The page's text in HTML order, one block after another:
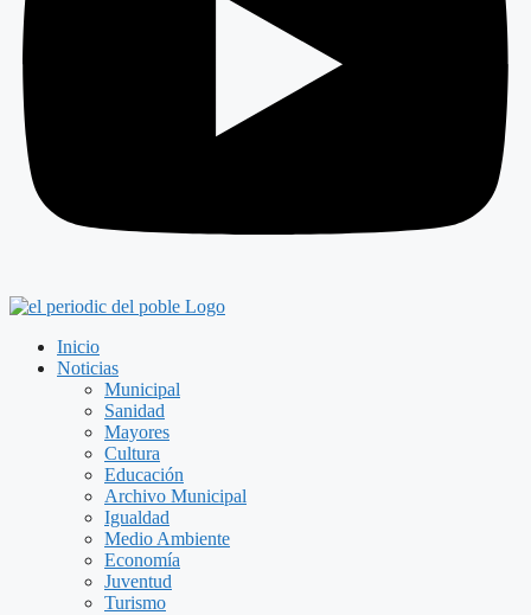
Inicio
Noticias
Municipal
Sanidad
Mayores
Cultura
Educación
Archivo Municipal
Igualdad
Medio Ambiente
Economía
Juventud
Turismo